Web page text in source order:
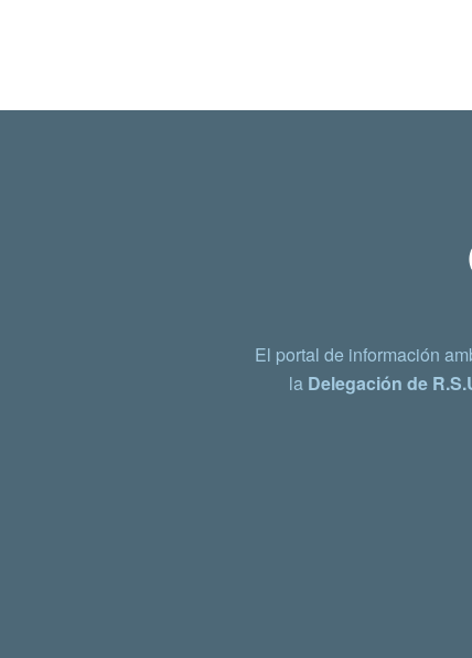
El portal de información
la Delegación de